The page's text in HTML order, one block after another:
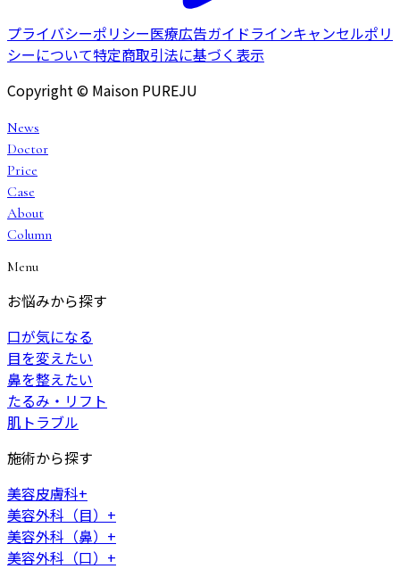
プライバシーポリシー医療広告ガイドラインキャンセルポリ
シーについて特定商取引法に基づく表示
Copyright © Maison PUREJU
News
Doctor
Price
Case
About
Column
Menu
お悩みから探す
口が気になる
目を変えたい
鼻を整えたい
たるみ・リフト
肌トラブル
施術から探す
美容皮膚科+
美容外科（目） +
美容外科（鼻） +
美容外科（口） +